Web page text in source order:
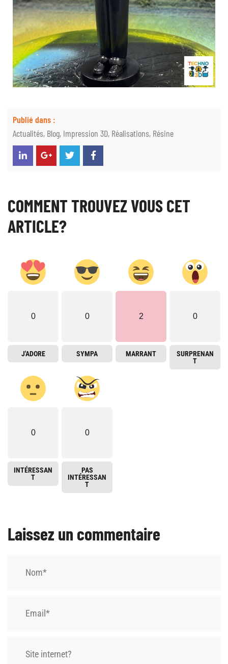
Publié dans :
Actualités, Blog, Impression 3D, Réalisations, Résine
COMMENT TROUVEZ VOUS CET
ARTICLE?
0
J'ADORE
0
SYMPA
2
MARRANT
0
SURPRENAN
T
0
INTÉRESSAN
T
0
PAS
INTÉRESSAN
T
Laissez un commentaire